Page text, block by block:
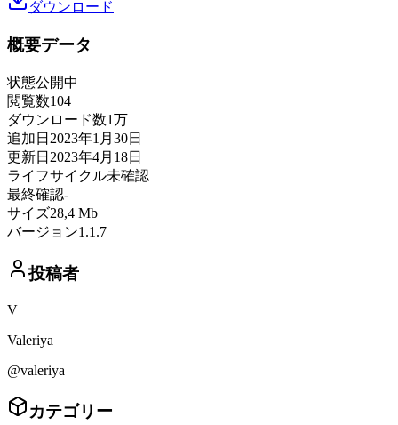
ダウンロード
概要データ
状態公開中
閲覧数104
ダウンロード数1万
追加日 2023年1月30日
更新日 2023年4月18日
ライフサイクル未確認
最終確認-
サイズ28,4 Mb
バージョン1.1.7
投稿者
V
Valeriya
@valeriya
カテゴリー